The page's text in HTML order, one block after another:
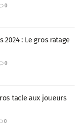
0
2024 : Le gros ratage
0
tacle aux joueurs
0